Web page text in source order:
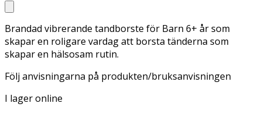
Brandad vibrerande tandborste för Barn 6+ år som
skapar en roligare vardag att borsta tänderna som
skapar en hälsosam rutin.
Följ anvisningarna på produkten/bruksanvisningen
I lager online